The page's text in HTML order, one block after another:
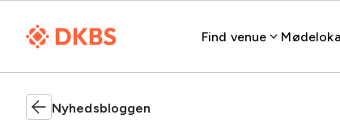
Find venue
Nyhedsbloggen